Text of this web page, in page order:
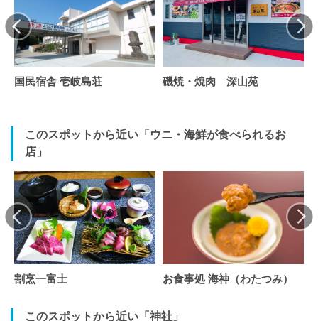
国民宿舎 壱岐島荘 磯焼・焼肉 深山苑
このスポットから近い「ウニ・海鮮が食べられるお
店」
割烹一富士 お食事処 海神（わたつみ）
このスポットから近い「神社」